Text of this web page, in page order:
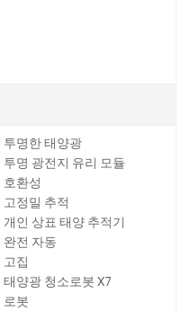
투명한 태양광
투명 광전지 유리 모듈
호환성
고정밀 추적
개인 상표 태양 추적기
완전 자동
고집
태양광 청소로봇 X7
로봇